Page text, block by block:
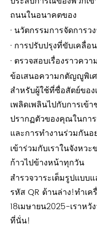
ถนนในอนาคตของ
· นวัตกรรมการจัดการว
· การปรับปรุงที่ขับเคลื่อ
· ตรวจสอบเรื่องราวคว
ข้อเสนอความกตัญญูพิ
สำหรับผู้ใช้ที่ซื่อสัตย์ขอ
เพลิดเพลินไปกับการเข้
ปรากฏตัวของคุณในกา
และการทำงานร่วมกันอ
เข้าร่วมกับเราในจังห
ก้าวไปข้างหน้าทุกวัน
สำรวจวาระเต็มรูปแบบ
รหัส QR ด้านล่าง!ทำเ
18เมษายน2025-เราห
ที่นั่น!